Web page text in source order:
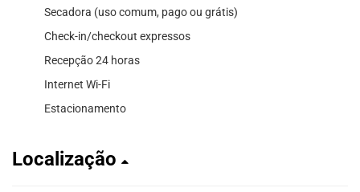
Secadora (uso comum, pago ou grátis)
Check-in/checkout expressos
Recepção 24 horas
Internet Wi-Fi
Estacionamento
Localização